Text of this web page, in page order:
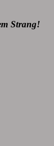
Strang!